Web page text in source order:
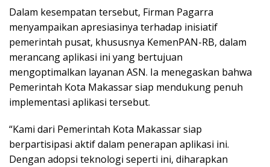
Dalam kesempatan tersebut, Firman Pagarra
menyampaikan apresiasinya terhadap inisiatif
pemerintah pusat, khususnya KemenPAN-RB, dalam
merancang aplikasi ini yang bertujuan
mengoptimalkan layanan ASN. Ia menegaskan bahwa
Pemerintah Kota Makassar siap mendukung penuh
implementasi aplikasi tersebut.
“Kami dari Pemerintah Kota Makassar siap
berpartisipasi aktif dalam penerapan aplikasi ini.
Dengan adopsi teknologi seperti ini, diharapkan